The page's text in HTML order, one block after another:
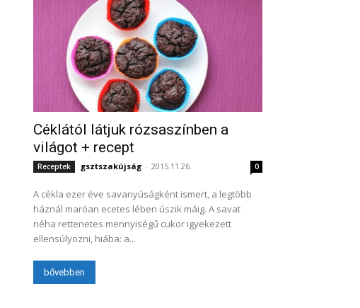
Céklától látjuk rózsaszínben a
világot + recept
Receptek gsztszakújság - 2015.11.26. 0
A cékla ezer éve savanyúságként ismert, a legtöbb
háznál maróan ecetes lében úszik máig. A savat
néha rettenetes mennyiségű cukor igyekezett
ellensúlyozni, hiába: a...
bővebben